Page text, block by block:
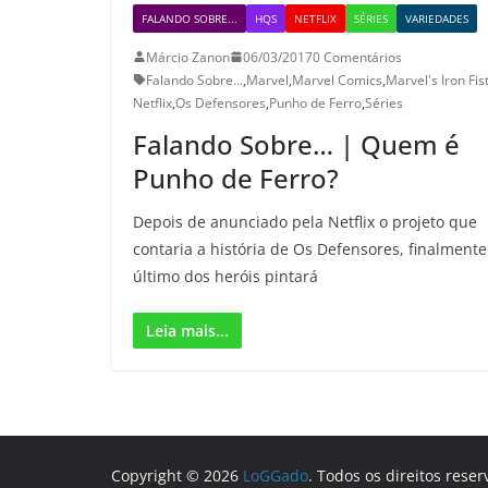
FALANDO SOBRE... HQS NETFLIX SÉRIES VARIEDADES
Márcio Zanon 06/03/20170 Comentários
Falando Sobre...,Marvel,Marvel Comics,Marvel's Iron Fist
Netflix,Os Defensores,Punho de Ferro,Séries
Falando Sobre… | Quem é
Punho de Ferro?
Depois de anunciado pela Netflix o projeto que
contaria a história de Os Defensores,
último dos heróis pintará
Leia mais...
Copyright © 2026 LoGGado. Todos os direitos